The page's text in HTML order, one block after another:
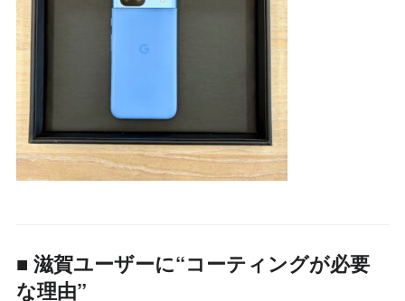
■ 滋賀ユーザーに“コーティングが必要
な理由”